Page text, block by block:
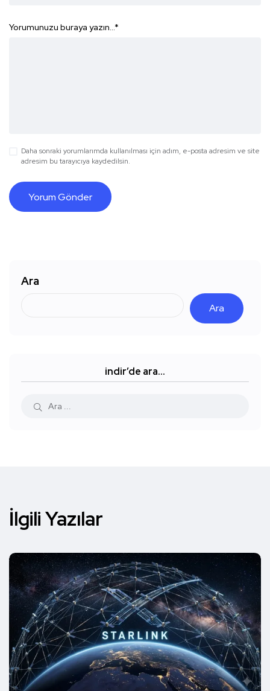
Yorumunuzu buraya yazın...*
Daha sonraki yorumlarımda kullanılması için adım, e-posta adresim ve site
adresim bu tarayıcıya kaydedilsin.
Ara
Ara
indir’de ara…
İlgili Yazılar